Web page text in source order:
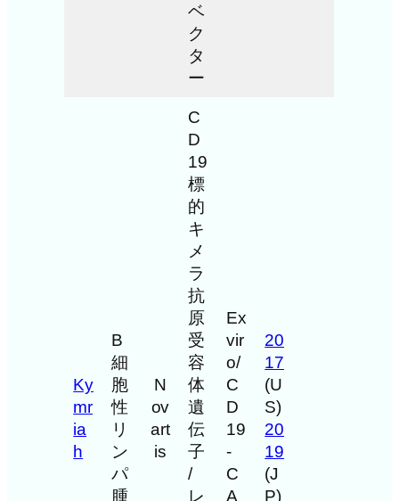
ベ
ク
タ
ー
Ky
mr
ia
h
B
細
胞
性
リ
ン
パ
腫
N
ov
art
is
C
D
19
標
的
キ
メ
ラ
抗
原
受
容
体
遺
伝
子
/
レ
Ex
vir
o/
C
D
19
-
C
A
20
17
(U
S)
20
19
(J
P)